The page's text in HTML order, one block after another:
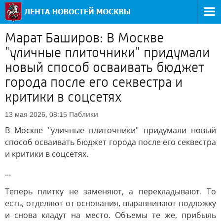
Марат Баширов: В Москве
"уличные плиточники" придумали
новый способ осваивать бюджет
города после его секвестра и
критики в соцсетях
13 мая 2026, 08:15 Паблики
В Москве "уличные плиточники" придумали новый
способ осваивать бюджет города после его секвестра
и критики в соцсетях.
...
Теперь плитку не заменяют, а перекладывают. То
есть, отделяют от основания, выравнивают подложку
и снова кладут на место. Объемы те же, прибыль